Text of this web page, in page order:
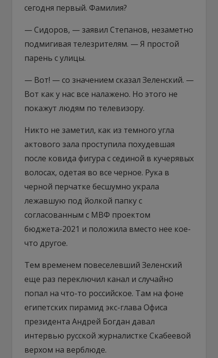
сегодня первый. Фамилия?
— Сидоров, — заявил Степанов, незаметно
подмигивая телезрителям. — Я простой
парень с улицы.
— Вот! — со значением сказал Зеленский. —
Вот как у нас все налажено. Но этого не
покажут людям по телевизору.
Никто не заметил, как из темного угла
актового зала проступила похудевшая
после ковида фигура с сединой в кучерявых
волосах, одетая во все черное. Рука в
черной перчатке бесшумно украла
лежавшую под йолкой папку с
согласованным с МВФ проектом
бюджета-2021 и положила вместо нее кое-
что другое.
Тем временем повеселевший Зеленский
еще раз переключил канал и случайно
попал на что-то российское. Там на фоне
египетских пирамид экс-глава Офиса
президента Андрей Богдан давал
интервью русской журналистке Скабеевой
верхом на верблюде.